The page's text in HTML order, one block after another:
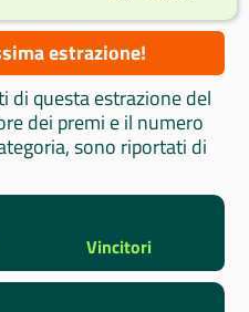
estrazione!
di questa estrazione del
dei premi e il numero
sono riportati di
Vincitori